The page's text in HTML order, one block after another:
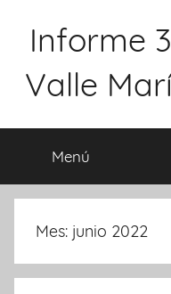
Informe
Valle
Menú
Mes: junio 2022